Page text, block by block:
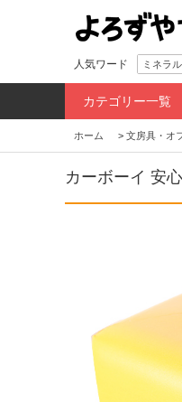
人気ワード ミネラ
カテゴリー一覧
ホーム > 文房具・オ
カーボーイ 安